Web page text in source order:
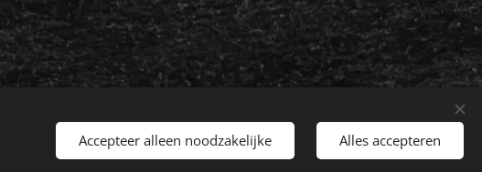
Accepteer alleen noodzakelijke Alles accepteren